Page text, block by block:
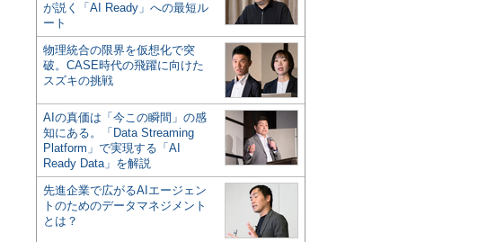
が説く「AI Ready」への最短ル
ート
物理統合の限界を仮想化で突
破。CASE時代の飛躍に向けた
スズキの挑戦
AIの真価は「今この瞬間」の感
知にある。「Data Streaming
Platform」で実現する「AI
Ready Data」を解説
先進企業で広がるAIエージェン
トのためのデータマネジメント
とは？